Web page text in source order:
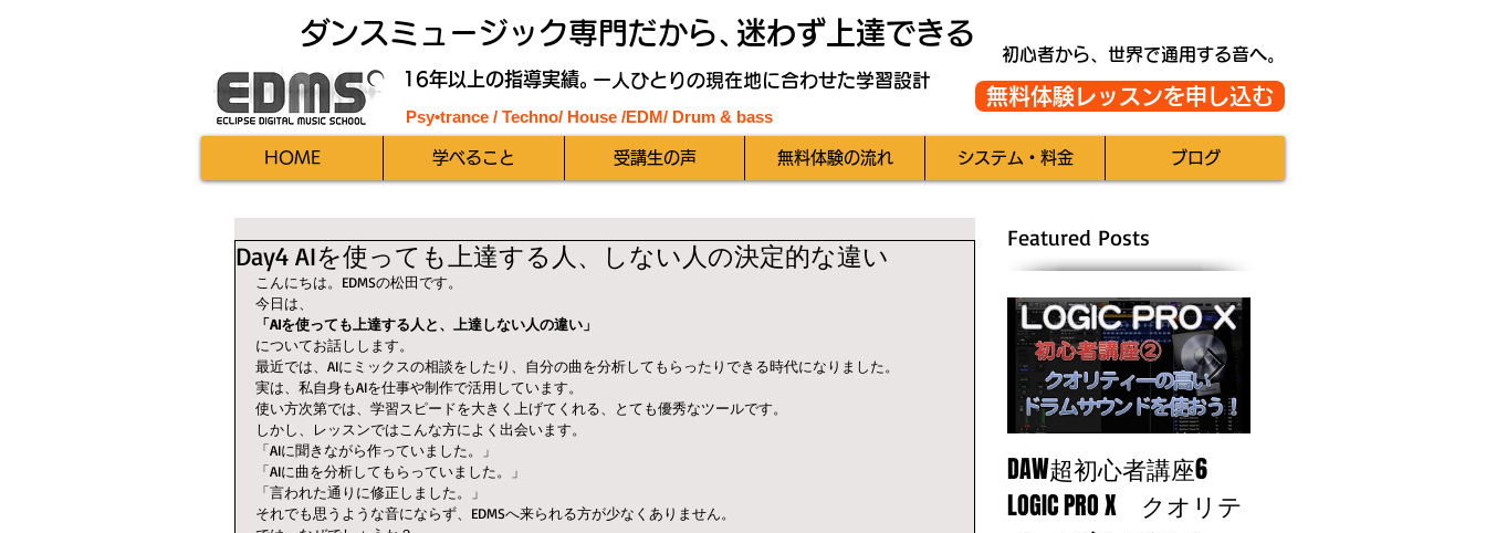
ダンスミュージック専門だから、迷わず上達できる
16年以上の指導実績。一人ひとりの現在地に合わせた学習設計
Psy•trance / Techno/ House /EDM/ Drum & bass
初心者から、世界で通用する音へ。
無料体験レッスンを申し込む
HOME 学べること 受講生の声 無料体験の流れ システム・料金 ブログ
Day4 AIを使っても上達する人、しない人の決定的な違い
こんにちは。EDMSの松田です。
今日は、
「AIを使っても上達する人と、上達しない人の違い」
についてお話しします。
最近では、AIにミックスの相談をしたり、自分の曲を分析してもらったりできる時代になりました。
実は、私自身もAIを仕事や制作で活用しています。
使い方次第では、学習スピードを大きく上げてくれる、とても優秀なツールです。
しかし、レッスンではこんな方によく出会います。
「AIに聞きながら作っていました。」
「AIに曲を分析してもらっていました。」
「言われた通りに修正しました。」
それでも思うような音にならず、EDMSへ来られる方が少なくありません。
Featured Posts
DAW超初心者講座6
LOGIC PRO X クオリテ